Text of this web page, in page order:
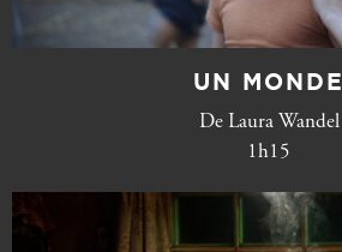
UN MONDE
De Laura Wandel
1h15